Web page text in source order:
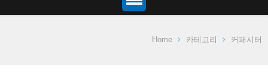
Home 카테고리 커패시터